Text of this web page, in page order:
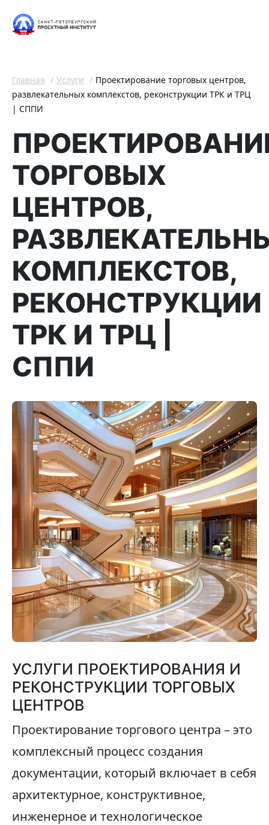
Главная Услуги
Проектирование торговых центров,
развлекательных комплекстов, реконструкции ТРК и ТРЦ
| СППИ
ТОРГОВЫХ
ЦЕНТРОВ,
КОМПЛЕКСТОВ,
РЕКОНСТРУКЦИИ
ТРК И ТРЦ |
СППИ
УСЛУГИ ПРОЕКТИРОВАНИЯ И
РЕКОНСТРУКЦИИ ТОРГОВЫХ
ЦЕНТРОВ
Проектирование торгового центра – это
комплексный процесс создания
документации, который включает в себя
архитектурное, конструктивное,
инженерное и технологическое